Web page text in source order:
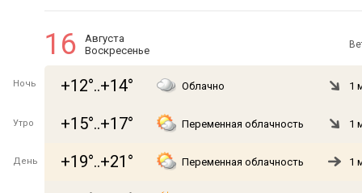
16
Августа
Воскресенье
Ночь +12°..+14° Облачно 1
Утро +15°..+17° Переменная облачность 1
День +19°..+21° Переменная облачность 1